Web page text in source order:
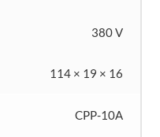
380 V
114 × 19 × 16
CPP-10A